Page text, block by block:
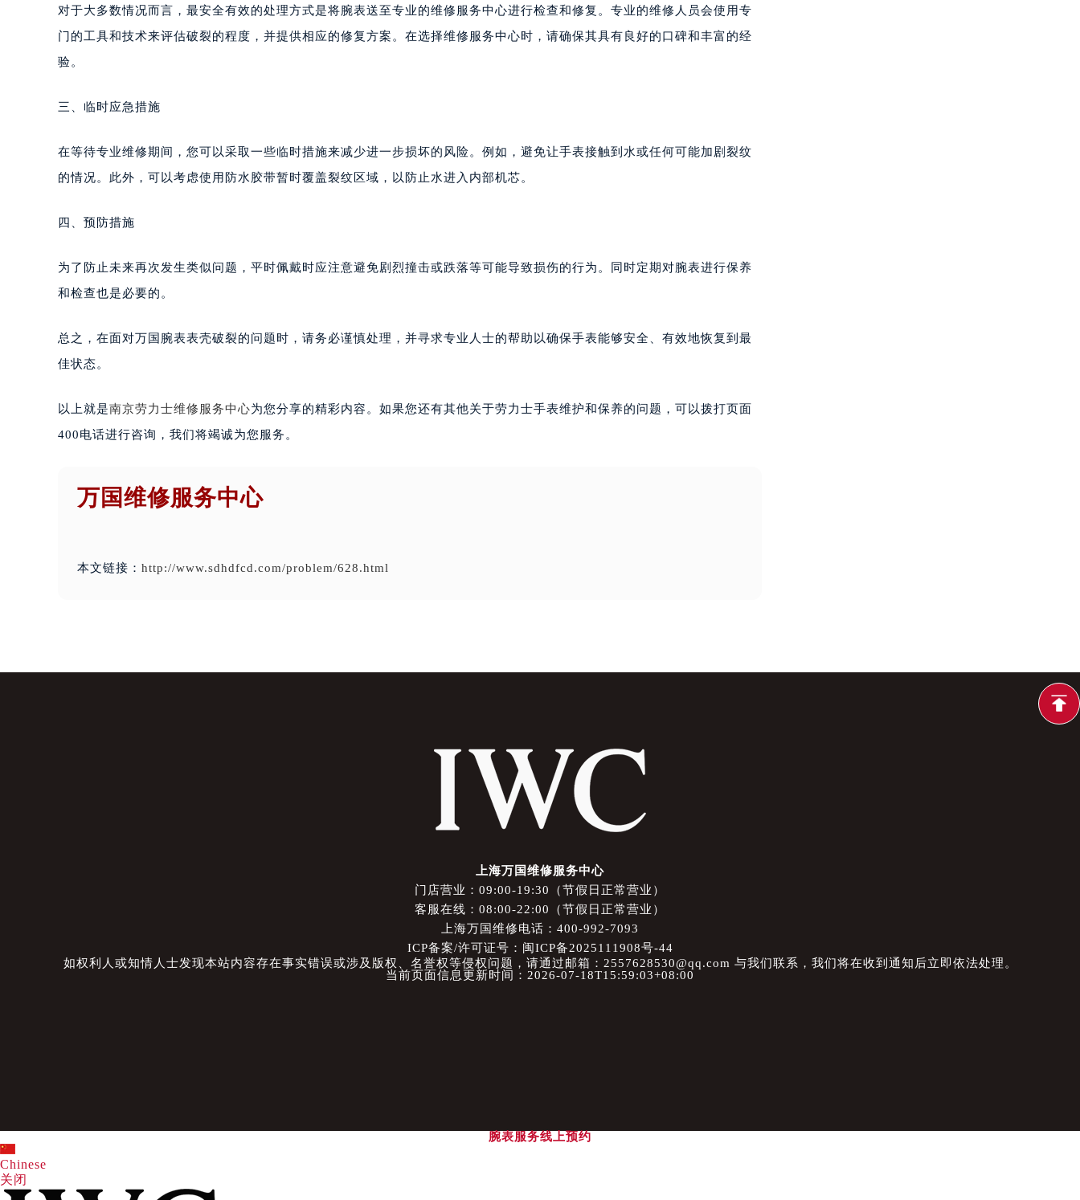
对于大多数情况而言，最安全有效的处理方式是将腕表送至专业的维修服务中心进行检查和修复。专业的维修人员会使用专
门的工具和技术来评估破裂的程度，并提供相应的修复方案。在选择维修服务中心时，请确保其具有良好的口碑和丰富的经
验。
三、临时应急措施
在等待专业维修期间，您可以采取一些临时措施来减少进一步损坏的风险。例如，避免让手表接触到水或任何可能加剧裂纹
的情况。此外，可以考虑使用防水胶带暂时覆盖裂纹区域，以防止水进入内部机芯。
四、预防措施
为了防止未来再次发生类似问题，平时佩戴时应注意避免剧烈撞击或跌落等可能导致损伤的行为。同时定期对腕表进行保养
和检查也是必要的。
总之，在面对万国腕表表壳破裂的问题时，请务必谨慎处理，并寻求专业人士的帮助以确保手表能够安全、有效地恢复到最
佳状态。
以上就是南京劳力士维修服务中心为您分享的精彩内容。如果您还有其他关于劳力士手表维护和保养的问题，可以拨打页面
400电话进行咨询，我们将竭诚为您服务。
万国维修服务中心
本文链接： http://www.sdhdfcd.com/problem/628.html
上海万国维修服务中心
门店营业：09:00-19:30（节假日正常营业）
客服在线：08:00-22:00（节假日正常营业）
上海万国维修电话：400-992-7093
ICP备案/许可证号：闽ICP备2025111908号-44
如权利人或知情人士发现本站内容存在事实错误或涉及版权、名誉权等侵权问题，请通过邮箱：2557628530@qq.com 与我们联系，我们将在收到通知后立即依法处理。
当前页面信息更新时间：2026-07-18T15:59:03+08:00
腕表服务线上预约
Chinese
关闭